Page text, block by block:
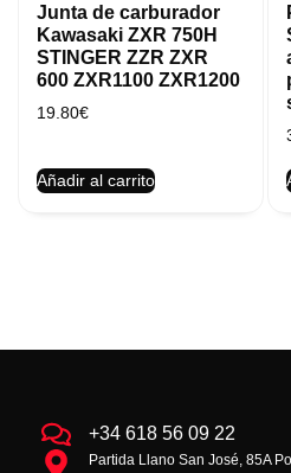
Junta de carburador
Kawasaki ZXR 750H
STINGER ZZR ZXR
600 ZXR1100 ZXR1200
19.80€
Añadir al carrito
+34 618 56 09 22
Partida Llano San José, 85A